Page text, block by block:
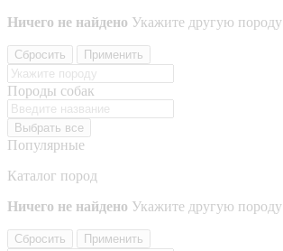
Ничего не найдено Укажите другую породу
Сбросить Применить
Породы собак
Выбрать все
Популярные
Каталог пород
Ничего не найдено Укажите другую породу
Сбросить Применить